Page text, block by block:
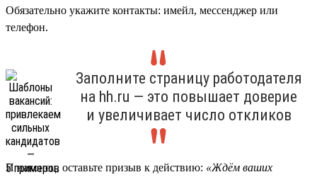
Обязательно укажите контакты: имейл, мессенджер или
телефон.
Заполните страницу работодателя
на hh.ru — это повышает доверие
и увеличивает число откликов
И наконец, оставьте призыв к действию: «Ждём ваших